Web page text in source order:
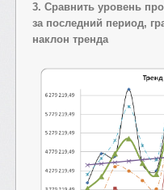
3. Сравнить уровень
за последний период,
наклон тренда